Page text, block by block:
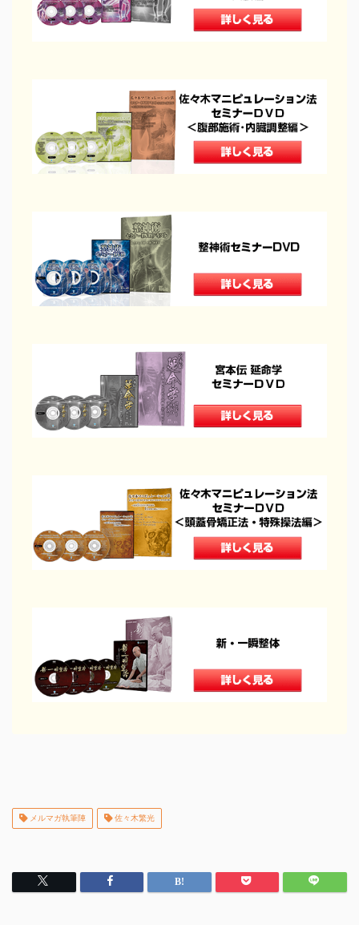
メルマガ執筆陣 佐々木繁光
肩・背中の手技
足の手技
その他の手技
コミュニケーション
治療家の生き方
治療院で物販する
DVDショップ